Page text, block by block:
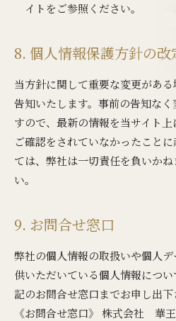
イトをご参照ください。
8. 個人情報保護方針の改
当方針に関して重要な変更があ
告知いたします。事前の告知な
すので、最新の情報を当サイト上
ご確認をされていなかったこと
ては、弊社は一切責任を負いか
い。
9. お問合せ窓口
弊社の個人情報の取扱いや個人
供いただいている個人情報につ
記のお問合せ窓口までお申し出下
《お問合せ窓口》 株式会社 華